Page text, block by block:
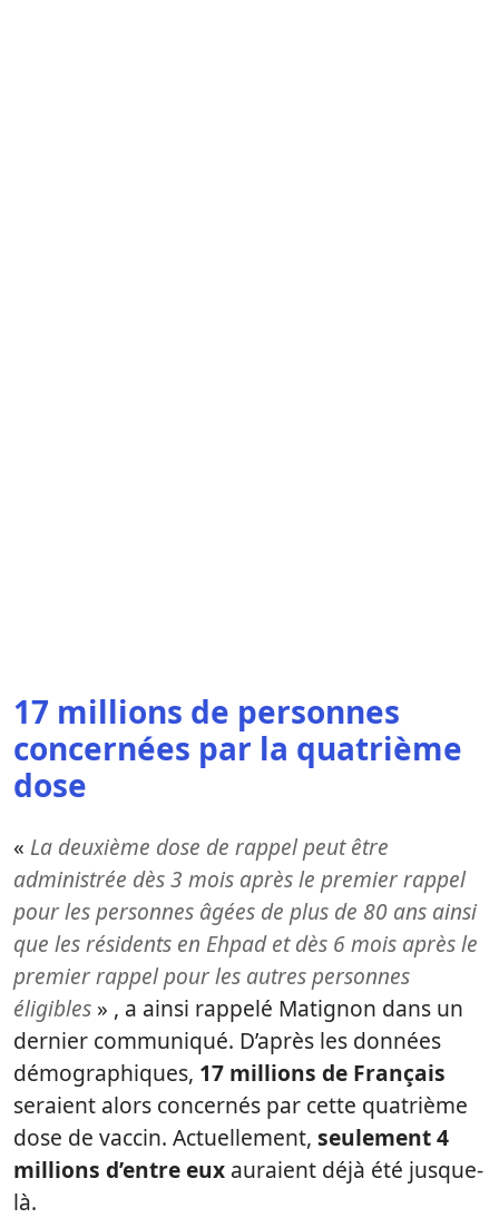
17 millions de personnes
concernées par la quatrième
dose
« La deuxième dose de rappel peut être
administrée dès 3 mois après le premier rappel
pour les personnes âgées de plus de 80 ans ainsi
que les résidents en Ehpad et dès 6 mois après le
premier rappel pour les autres personnes
éligibles » , a ainsi rappelé Matignon dans un
dernier communiqué. D’après les données
démographiques, 17 millions de Français
seraient alors concernés par cette quatrième
dose de vaccin. Actuellement, seulement 4
millions d’entre eux auraient déjà été jusque-
là.